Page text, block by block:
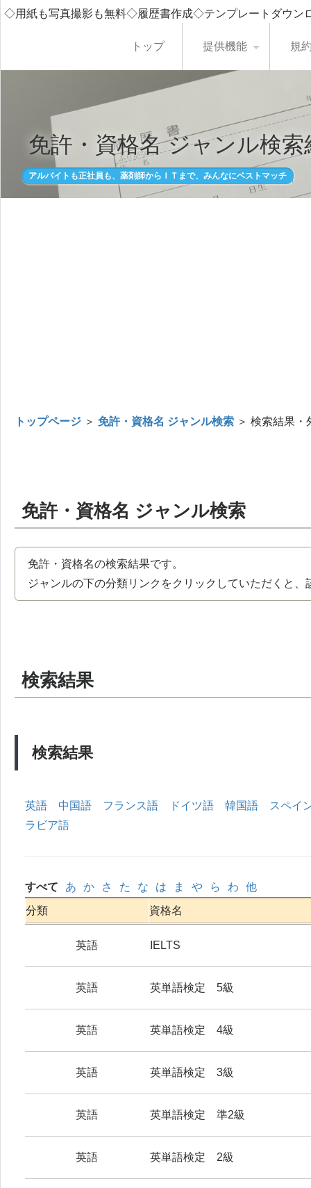
◇用紙も写真撮影も無料◇履歴書作成◇テンプレートダウ
トップ 提供機能 規
免許・資格名 ジャンル検索
アルバイトも正社員も、薬剤師からＩＴまで、みんなにベストマッチ
トップページ ＞ 免許・資格名 ジャンル検索 ＞ 検索結果・
免許・資格名 ジャンル検索
免許・資格名の検索結果です。
ジャンルの下の分類リンクをクリックしていただくと
検索結果
検索結果
英語 中国語 フランス語 ドイツ語 韓国語
スペイ
ラビア語
すべて あ か さ た な は ま や ら わ
他
分類
資格名
英語 IELTS
英語 英単語検定 5級
英語 英単語検定 4級
英語 英単語検定 3級
英語 英単語検定 準2級
英語 英単語検定 2級